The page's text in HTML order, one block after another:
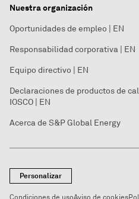
Nuestra organización
Oportunidades de empleo | EN
Responsabilidad corporativa | EN
Equipo directivo | EN
Declaraciones de productos de
IOSCO | EN
Acerca de S&P Global Energy
Personalizar